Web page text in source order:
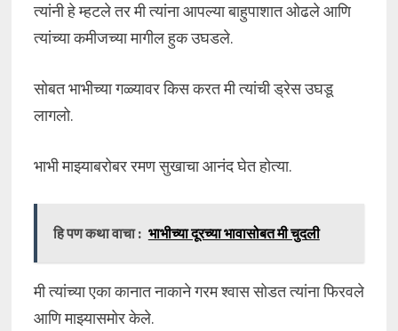
त्यांनी हे म्हटले तर मी त्यांना आपल्या बाहुपाशात ओढले आणि
त्यांच्या कमीजच्या मागील हुक उघडले.
सोबत भाभीच्या गळ्यावर किस करत मी त्यांची ड्रेस उघडू
लागलो.
भाभी माझ्याबरोबर रमण सुखाचा आनंद घेत होत्या.
हि पण कथा वाचा : भाभीच्या दूरच्या भावासोबत मी चुदली
मी त्यांच्या एका कानात नाकाने गरम श्वास सोडत त्यांना फिरवले
आणि माझ्यासमोर केले.